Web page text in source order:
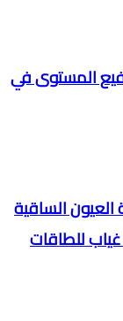
المستوى في
الساقية
غياب للطاقات